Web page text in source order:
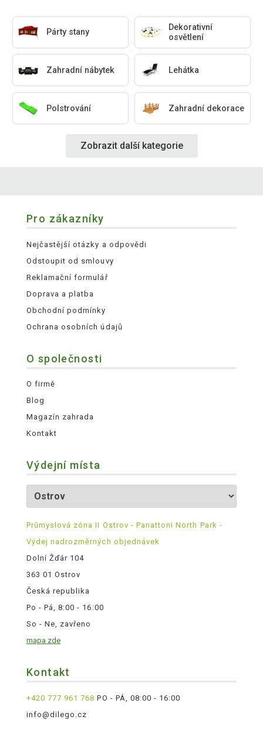
Párty stany
Dekorativní
osvětlení
Zahradní nábytek Lehátka
Polstrování Zahradní dekorace
Zobrazit další kategorie
Pro zákazníky
Nejčastější otázky a odpovědi
Odstoupit od smlouvy
Reklamační formulář
Doprava a platba
Obchodní podmínky
Ochrana osobních údajů
O společnosti
O firmě
Blog
Magazín zahrada
Kontakt
Výdejní místa
Průmyslová zóna II Ostrov - Panattoni North Park -
Výdej nadrozměrných objednávek
Dolní Žďár 104
363 01 Ostrov
Česká republika
Po - Pá, 8:00 - 16:00
So - Ne, zavřeno
mapa zde
Kontakt
+420 777 961 768 PO - PÁ, 08:00 - 16:00
info@dilego.cz